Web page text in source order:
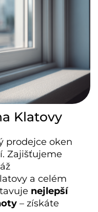
Klatovy
prodejce oken
Zajišťujeme
a celém
nejlepší
– získáte